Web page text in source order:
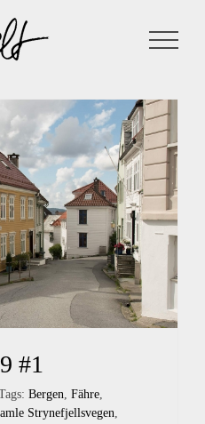
#1
Bergen, Fähre,
Strynefjellsvegen,